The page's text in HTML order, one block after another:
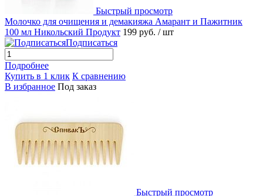
Быстрый просмотр
Молочко для очищения и демакияжа Амарант и Пажитник
100 мл Никольский Продукт 199 руб. / шт
Подписаться
Подробнее
Купить в 1 клик К сравнению
В избранное Под заказ
Быстрый просмотр